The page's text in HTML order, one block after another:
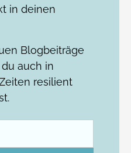
in deinen
Blogbeiträge
auch in
resilient